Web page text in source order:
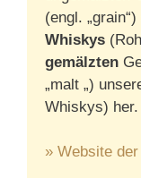
(engl.
Whiskys
gemälzten
„malt „)
Whiskys) her.
» Website